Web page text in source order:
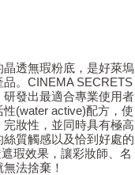
透無瑕粉底，是好萊塢
。CINEMA SECRETS
發出最適合專業使用者
(water active)配方，使
妝性，並同時具有極高
質觸感以及恰到好處的
瑕效果，讓彩妝師、名
法捨棄！